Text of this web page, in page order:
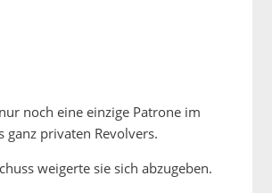
noch eine einzige Patrone im
ganz privaten Revolvers.
weigerte sie sich abzugeben.